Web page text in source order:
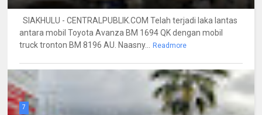
SIAKHULU - CENTRALPUBLIK.COM Telah terjadi laka lantas
antara mobil Toyota Avanza BM 1694 QK dengan mobil
truck tronton BM 8196 AU. Naasny...
Readmore
7